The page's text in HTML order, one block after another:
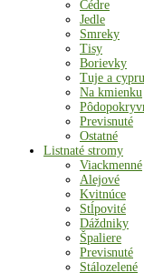
Cédre
Jedle
Smreky
Tisy
Borievky
Tuje a
Na kmienku
Previsnuté
Ostatné
Listnaté stromy
Viackmenné
Alejové
Kvitnúce
Stĺpovité
Dáždniky
Špaliere
Previsnuté
Stálozelené